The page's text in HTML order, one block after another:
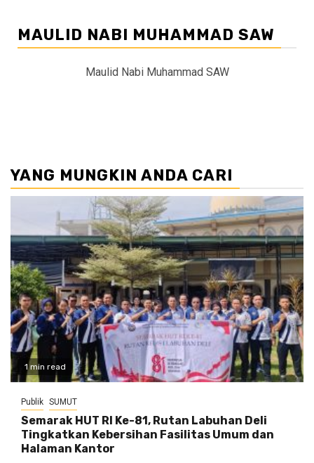
MAULID NABI MUHAMMAD SAW
Maulid Nabi Muhammad SAW
YANG MUNGKIN ANDA CARI
1 min read
Publik SUMUT
Semarak HUT RI Ke-81, Rutan Labuhan Deli
Tingkatkan Kebersihan Fasilitas Umum dan
Halaman Kantor